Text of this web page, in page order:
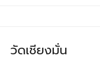
วัดเชียงมั่น